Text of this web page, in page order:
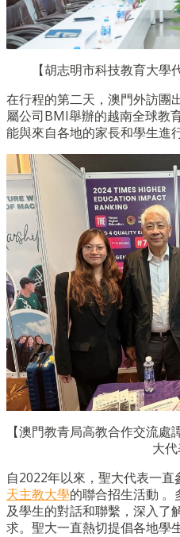
【胡志明市科技教育大學
在行程的第二天，澳門外訪團
屬公司BMI舉辦的越南全球教
能與來自各地的家長和學生進
【澳門教青局高教合作交流
大代
自2022年以來，聖大代表一
天主教大學的聯合招生活動
及學生的對話和聯繫，深入了
求。聖大一直熱切提倡各地學